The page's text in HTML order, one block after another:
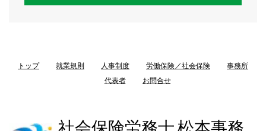
トップ 就業規則 人事制度 労働保険／社会保険
事務所
代表者
お問合せ
社会保険労務士 松本事務